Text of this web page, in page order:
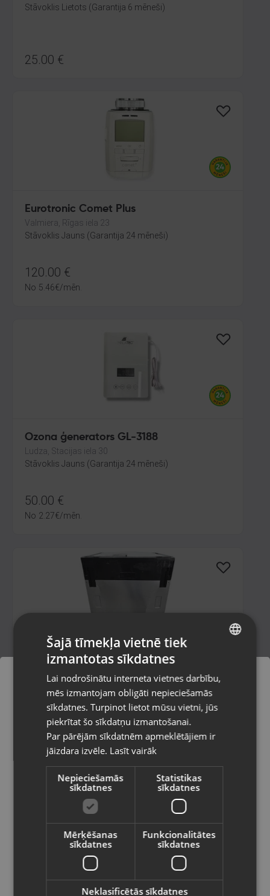
Stāvoklis Lietots (Garantija 6 mēneši)
25.00 €
Eurotronic Comet Plus
Valmiera, Rīgas iela 23
Stāvoklis Jauns (Garantija 24 mēneši)
120.00 €
No 5.46€/mēn.
Ozona ģenerators GL-3188
Ludza, Stacijas iela 30
Stāvoklis Jauns (Garantija 24 mēneši)
50.00 €
No 2.27€/mēn.
Whirlpool W8I HT40 T
Rīga, Jūrmalas gatve 30
Stāvoklis Mazlietots (Garantija 12 mēneši)
320.00€
€ /mēn.
Grohe Bau Cosmopolitan E
Pasūtījumi tiks piegādāti uz
izvēlēto valsti
Vietnes saturs būs attēlots izvēlētajā
valodā
Valsts
Latviešu / Latvian
RUSSIAN
Šajā tīmekļa vietnē tiek
izmantotas sīkdatnes
Lai nodrošinātu interneta vietnes darbību,
mēs izmantojam obligāti nepieciešamās
sīkdatnes. Turpinot lietot mūsu vietni, jūs
piekrītat šo sīkdatņu izmantošanai.
Par pārējām sīkdatnēm apmeklētājiem ir
jāizdara izvēle. Lasīt vairāk
Nepieciešamās
sīkdatnes
Statistikas
sīkdatnes
Mērķēšanas
sīkdatnes
Funkcionalitātes
sīkdatnes
Neklasificētās sīkdatnes